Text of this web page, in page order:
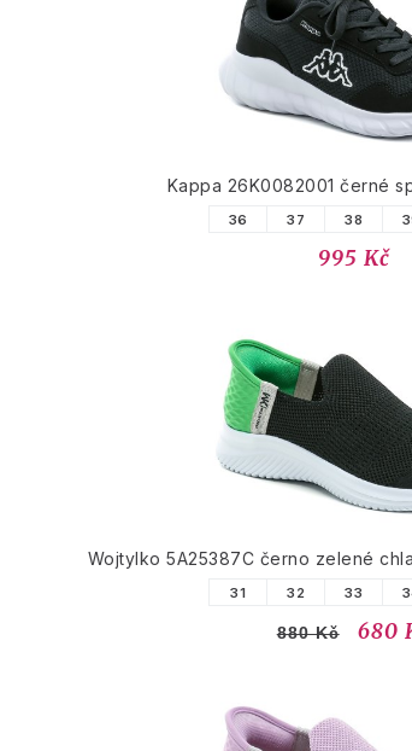
Kappa 26K0082001 černé
36 37 38
995 Kč
Wojtylko 5A25387C černo zelené
31 32 33
880 Kč 680